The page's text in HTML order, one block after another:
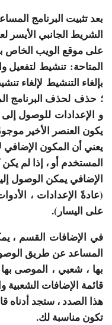
بعد تثبيت البرنامج
الشريط الجانبي الأيسر
على موقع الويب الخاص
المتاحة: تنشيط لتفعيل
بإلغاء التنشيط لإلغاء
؛ حذف لحذف البرنامج
و الإعدادات للوصول إلى
يكون العنصر الأخير
يعني أن المكون الإضافي
المستخدم أو ، إذا لم
الإضافي يمكن الوصول
(عادةً الإعدادات ،
على اليسار).
في الإضافات القسم ،
المساعد عن طريق
بها ، شعبي ، الموصى بها
قائمة الإضافات
هذا الصدد ، ستجد أدناه
تكون مناسبة لك.